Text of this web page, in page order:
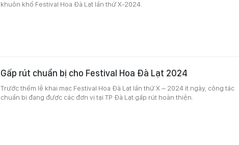
khuôn khổ Festival Hoa Đà Lạt lần thứ X-2024.
Gấp rút chuẩn bị cho Festival Hoa Đà Lạt 2024
Trước thềm lễ khai mạc Festival Hoa Đà Lạt lần thứ X – 2024 ít ngày, công tác
chuẩn bị đang được các đơn vị tại TP Đà Lạt gấp rút hoàn thiện.